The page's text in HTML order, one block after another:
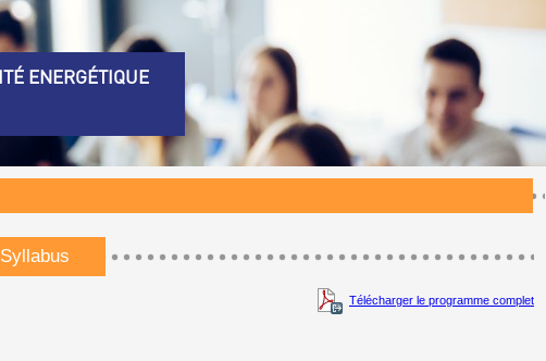
ENERGÉTIQUE
Syllabus
Télécharger le programme complet